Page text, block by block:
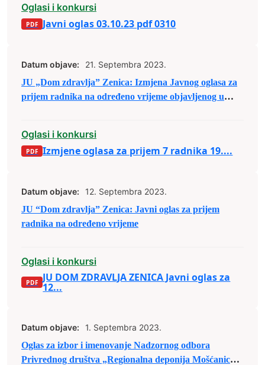
Oglasi i konkursi
Javni oglas 03.10.23 pdf 0310
Datum objave:
21. Septembra 2023.
JU „Dom zdravlja” Zenica: Izmjena Javnog oglasa za
prijem radnika na određeno vrijeme objavljenog u
Oglasi i konkursi
Izmjene oglasa za prijem 7 radnika 19....
Datum objave:
12. Septembra 2023.
JU “Dom zdravlja” Zenica: Javni oglas za prijem
radnika na određeno vrijeme
Oglasi i konkursi
JU DOM ZDRAVLJA ZENICA Javni oglas za
12...
Datum objave:
1. Septembra 2023.
Oglas za izbor i imenovanje Nadzornog odbora
Privrednog društva „Regionalna deponija Mošćanica“